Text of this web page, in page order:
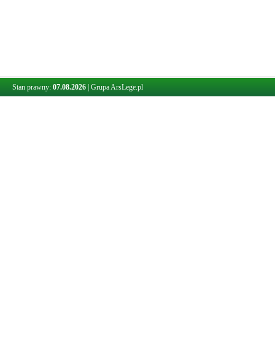
Stan prawny: 07.08.2026 Grupa ArsLege.pl